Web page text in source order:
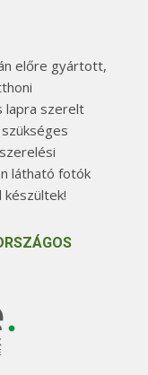
előre gyártott,
lapra szerelt
látható fotók